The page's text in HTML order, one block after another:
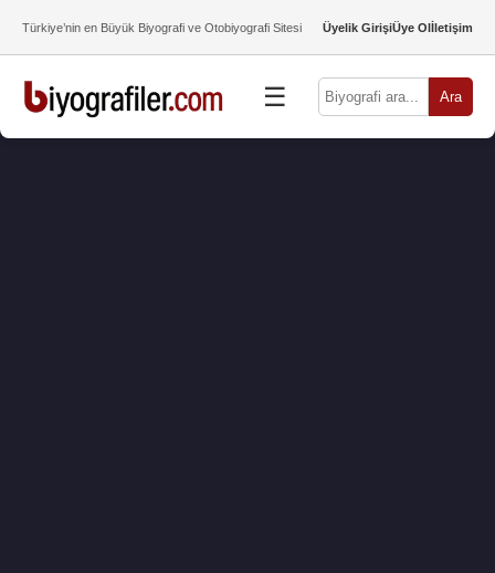
Türkiye’nin en Büyük Biyografi ve Otobiyografi Sitesi Üyelik GirişiÜye Olİletişim
☰ Ara